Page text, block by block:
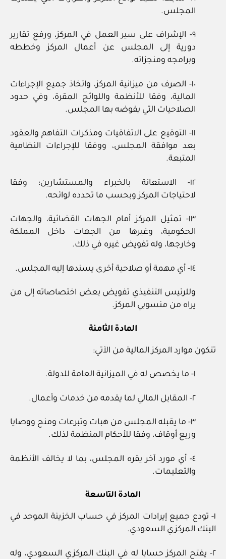
المجلس.
٩‏- الإشراف على سير العمل في المركز، ورفع تقارير
دورية إلى المجلس عن أعمال المركز وخططه
وبرامجه ومنجزاته.
١٠‏- الصرف من ميزانية المركز، واتخاذ جميع الإجراءات
المالية، وفقا للأنظمة واللوائح المقرة، وفي حدود
الصلاحيات التي يفوضه بها المجلس.
١١‏- التوقيع على الاتفاقيات ومذكرات التفاهم والعقود
بعد موافقة المجلس، ووفقا للإجراءات النظامية
المتبعة.
١٢‏- الاستعانة بالخبراء والمستشارين؛ وفقا
لاحتياجات المركز وبحسب ما تحدده لوائحه.
١٣‏- تمثيل المركز أمام الجهات القضائية، والجهات
الحكومية، وغيرها من الجهات داخل المملكة
وخارجها، وله تفويض غيره في ذلك.
١٤‏- أي مهمة أو صلاحية أخرى يسندها إليه المجلس.
وللرئيس التنفيذي تفويض بعض اختصاصاته إلى من
يراه من منسوبي المركز.
المادة الثامنة
تتكون موارد المركز المالية من الآتي:
١‏- ما يخصص له في الميزانية العامة للدولة.
٢‏- المقابل المالي لما يقدمه من خدمات وأعمال.
٣‏- ما يقبله المجلس من هبات وتبرعات ومنح ووصايا
وريع أوقاف، وفقا للأحكام المنظمة لذلك.
٤‏- أي مورد آخر يقره المجلس، بما لا يخالف الأنظمة
والتعليمات.
المادة التاسعة
١‏- تودع جميع إيرادات المركز في حساب الخزينة الموحد في
البنك المركزي السعودي.
٢‏- يفتح المركز حسابا له في البنك المركزي السعودي، وله